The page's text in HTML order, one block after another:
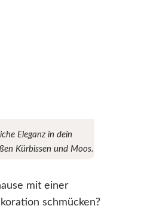
Eleganz in dein
Kürbissen und Moos.
mit einer
schmücken?